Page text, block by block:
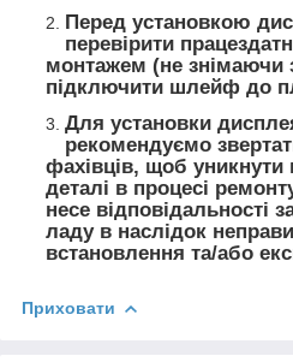
Перед установкою
перевірити
монтажем (не знімаючи
підключити шлейф до
Для установки
рекомендуємо
фахівців, щоб
деталі в процесі
несе відповідальності
ладу в наслідок
встановлення та/або
Приховати